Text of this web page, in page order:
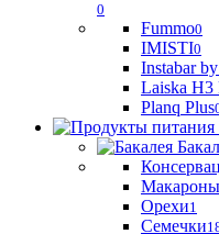
0
Fummo0
IMISTI0
Instabar
Laiska H3
Planq Plus
Макароны
Орехи1
Семечки